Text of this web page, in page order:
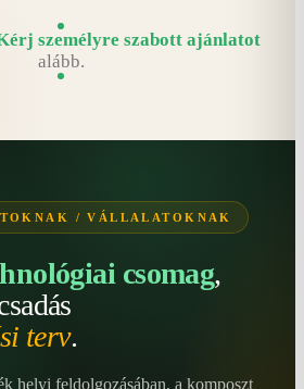
személyre szabott ajánlatot
alább.
/ VÁLLALATOKNAK
csomag,
terv.
helyi feldolgozásában, a komposzt